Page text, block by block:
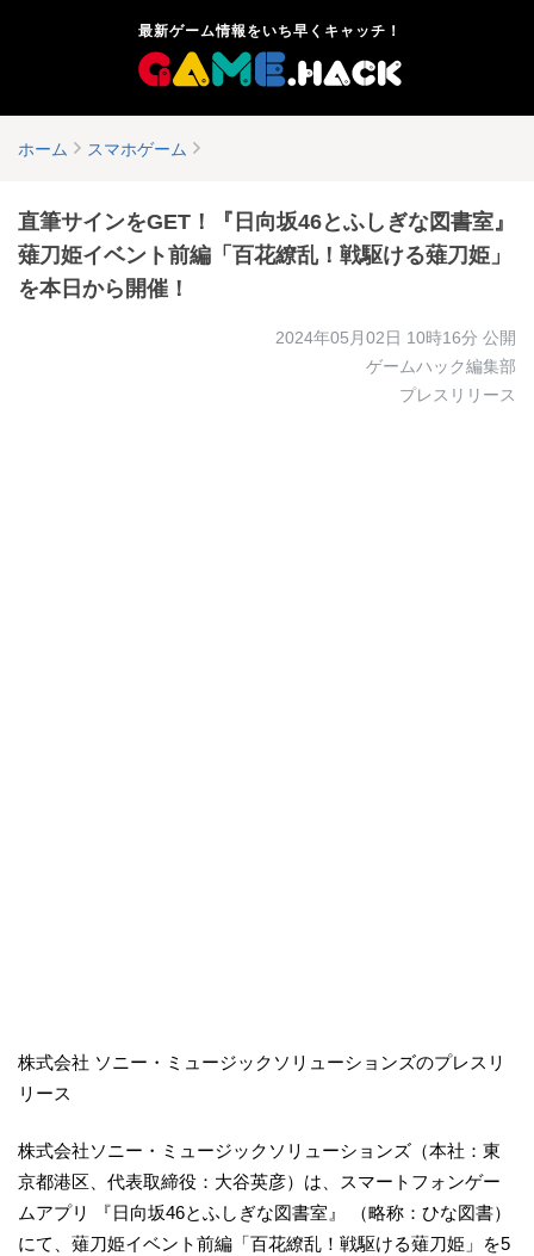
最新ゲーム情報をいち早くキャッチ！
ホーム スマホゲーム
直筆サインをGET！『日向坂46とふしぎな図書室』
薙刀姫イベント前編「百花繚乱！戦駆ける薙刀姫」
を本日から開催！
2024年05月02日 10時16分 公開
ゲームハック編集部
プレスリリース
株式会社 ソニー・ミュージックソリューションズのプレスリ
リース
株式会社ソニー・ミュージックソリューションズ（本社：東
京都港区、代表取締役：大谷英彦）は、スマートフォンゲー
ムアプリ 『日向坂46とふしぎな図書室』 （略称：ひな図書）
にて、薙刀姫イベント前編「百花繚乱！戦駆ける薙刀姫」を5